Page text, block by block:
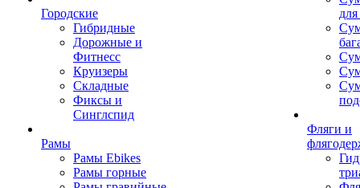
Городские
Гибридные
Дорожные и
Фитнесс
Круизеры
Складные
Фиксы и
Синглспид
Рамы
Рамы Ebikes
Рамы горные
Фляги и